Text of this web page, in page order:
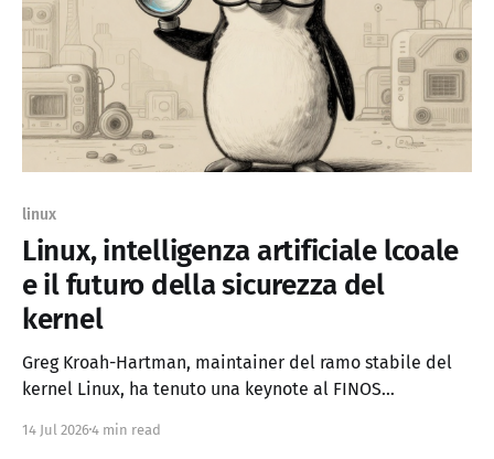
linux
Linux, intelligenza artificiale lcoale
e il futuro della sicurezza del
kernel
Greg Kroah-Hartman, maintainer del ramo stabile del
kernel Linux, ha tenuto una keynote al FINOS
suo messaggio e chiaro: non e magia, e solo ingegneria.
14 Jul 20264 min read